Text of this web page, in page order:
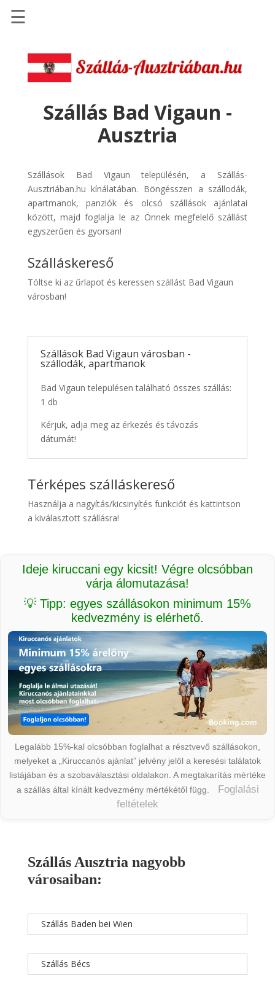
Szállások
Szállásinfo.eu
Repülőjegy
pénzvisszatérítéssel
Discover
Cars
Transzfer
Kiwi
Taxi
☰
Szállás Bad Vigaun -
Ausztria
Szállások Bad Vigaun településén, a Szállás-
Ausztriában.hu kínálatában. Böngésszen a szállodák,
apartmanok, panziók és olcsó szállások ajánlatai
között, majd foglalja le az Önnek megfelelő szállást
egyszerűen és gyorsan!
Szálláskereső
Töltse ki az űrlapot és keressen szállást Bad Vigaun
városban!
Szállások Bad Vigaun városban -
szállodák, apartmanok
Bad Vigaun településen található összes szállás:
1 db
Kérjük, adja meg az érkezés és távozás
dátumát!
Térképes szálláskereső
Használja a nagyítás/kicsinyítés funkciót és kattintson
a kiválasztott szállásra!
Ideje kiruccani egy kicsit! Végre olcsóbban
várja álomutazása!
💡 Tipp: egyes szállásokon minimum 15%
kedvezmény is elérhető.
Legalább 15%-kal olcsóbban foglalhat a résztvevő szállásokon,
melyeket a „Kiruccanós ajánlat” jelvény jelöl a keresési találatok
listájában és a szobaválasztási oldalakon. A megtakarítás mértéke
a szállás által kínált kedvezmény mértékétől függ.
Foglalási
feltételek
Szállás Ausztria nagyobb
városaiban:
Szállás Baden bei Wien
Szállás Bécs